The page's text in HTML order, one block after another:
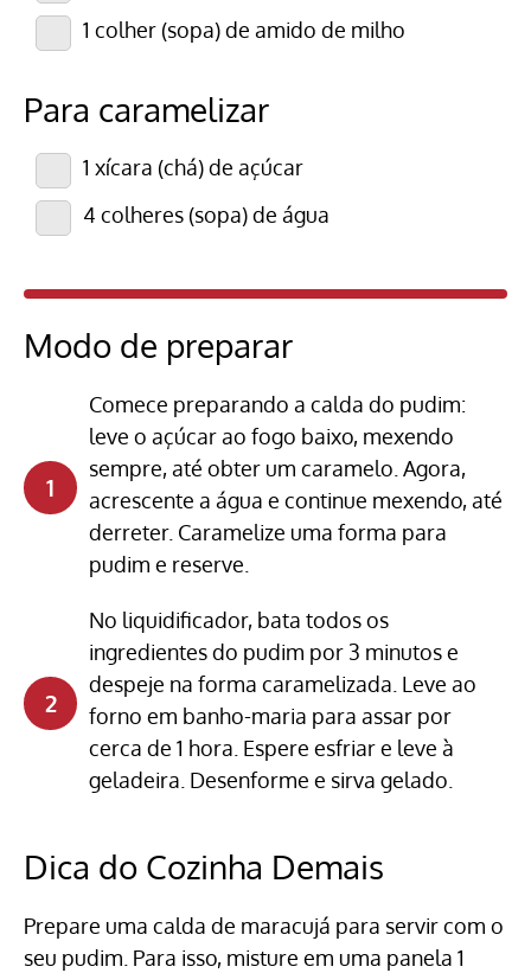
1 colher (sopa) de amido de milho
Para caramelizar
1 xícara (chá) de açúcar
4 colheres (sopa) de água
Modo de preparar
Comece preparando a calda do pudim:
leve o açúcar ao fogo baixo, mexendo
sempre, até obter um caramelo. Agora,
acrescente a água e continue mexendo, até
derreter. Caramelize uma forma para
pudim e reserve.
No liquidificador, bata todos os
ingredientes do pudim por 3 minutos e
despeje na forma caramelizada. Leve ao
forno em banho-maria para assar por
cerca de 1 hora. Espere esfriar e leve à
geladeira. Desenforme e sirva gelado.
Dica do Cozinha Demais
Prepare uma calda de maracujá para servir com o
seu pudim. Para isso, misture em uma panela 1